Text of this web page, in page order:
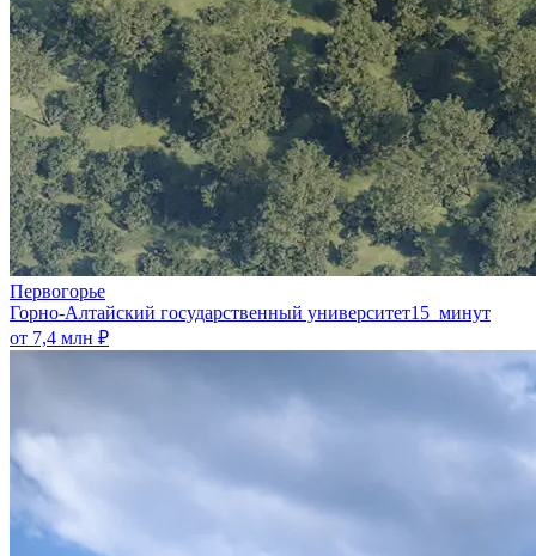
Первогорье
Горно-Алтайский государственный университет15 минут
от 7,4 млн ₽